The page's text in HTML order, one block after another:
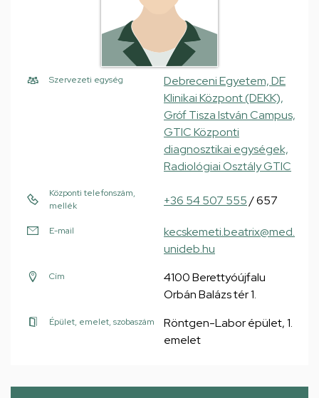
Szervezeti egység
Debreceni Egyetem, DE
Klinikai Központ (DEKK),
Gróf Tisza István Campus,
GTIC Központi
diagnosztikai egységek,
Radiológiai Osztály GTIC
Központi telefonszám,
mellék
+36 54 507 555/ 657
E-mail
kecskemeti.beatrix@med.
unideb.hu
Cím
4100 Berettyóújfalu
Orbán Balázs tér 1.
Épület, emelet, szobaszám
Röntgen-Labor épület, 1.
emelet